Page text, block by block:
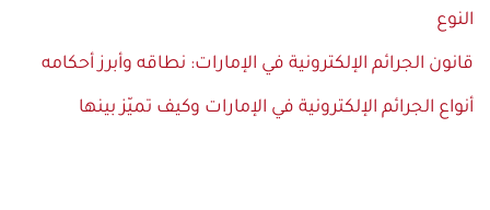
النوع
قانون الجرائم الإلكترونية في الإمارات: نطاقه وأبرز أحكامه
أنواع الجرائم الإلكترونية في الإمارات وكيف تميّز بينها